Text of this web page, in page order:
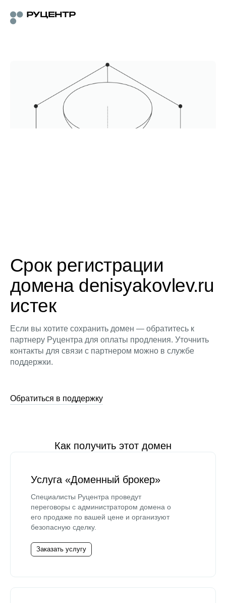
Срок регистрации
домена denisyakovlev.ru
истек
Если вы хотите сохранить домен — обратитесь к
партнеру Руцентра для оплаты продления. Уточнить
контакты для связи с партнером можно в службе
поддержки.
Обратиться в поддержку
Как получить этот домен
Услуга «Доменный брокер»
Специалисты Руцентра проведут
переговоры с администратором домена о
его продаже по вашей цене и организуют
безопасную сделку.
Заказать услугу